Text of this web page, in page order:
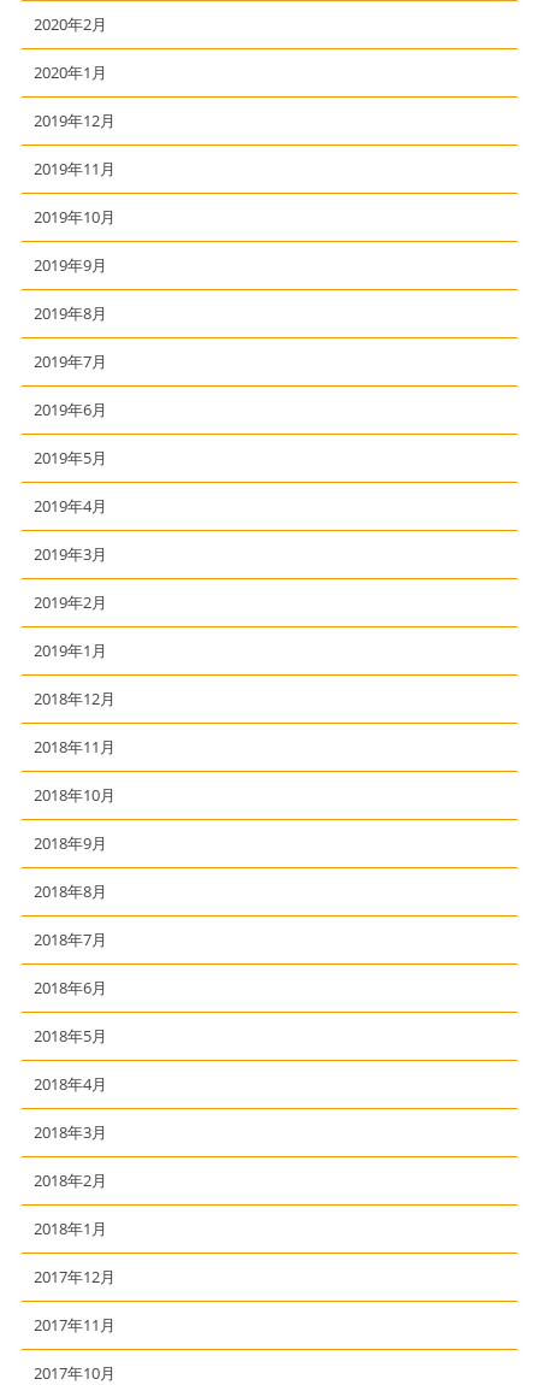
2020年2月
2020年1月
2019年12月
2019年11月
2019年10月
2019年9月
2019年8月
2019年7月
2019年6月
2019年5月
2019年4月
2019年3月
2019年2月
2019年1月
2018年12月
2018年11月
2018年10月
2018年9月
2018年8月
2018年7月
2018年6月
2018年5月
2018年4月
2018年3月
2018年2月
2018年1月
2017年12月
2017年11月
2017年10月